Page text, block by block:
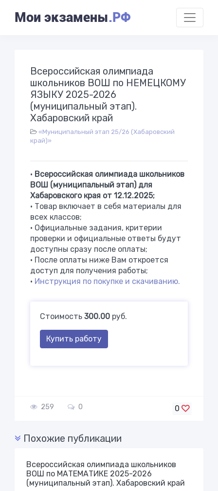
Мои экзамены.РФ
Всероссийская олимпиада
школьников ВОШ по НЕМЕЦКОМУ
ЯЗЫКУ 2025-2026
(муниципальный этап).
Хабаровский край
«Муниципальный этап 25/26 (Хабаровский
край)»
• Всероссийская олимпиада школьников
ВОШ (муниципальный этап) для
Хабаровского края от 12.12.2025;
• Товар включает в себя материалы для
всех классов;
• Официальные задания, критерии
проверки и официальные ответы будут
доступны сразу после оплаты;
• После оплаты ниже Вам откроется
доступ для получения работы;
• Инструкция по покупке и скачиванию.
Стоимость 300.00 руб.
Купить работу
259 0 0
Похожие публикации
Всероссийская олимпиада школьников
ВОШ по МАТЕМАТИКЕ 2025-2026
(муниципальный этап). Хабаровский край